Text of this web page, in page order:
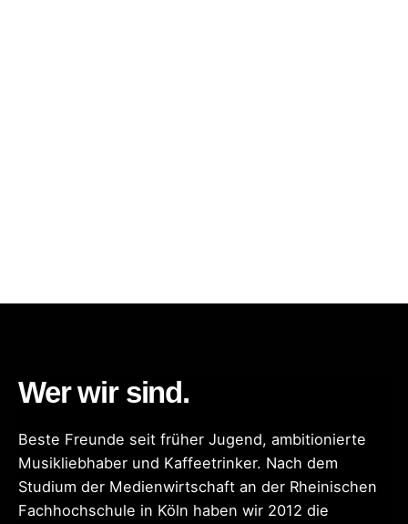
Wer wir sind.
Beste Freunde seit früher Jugend, ambitionierte
Musikliebhaber und Kaffeetrinker. Nach dem
Studium der Medienwirtschaft an der Rheinischen
Fachhochschule in Köln haben wir 2012 die